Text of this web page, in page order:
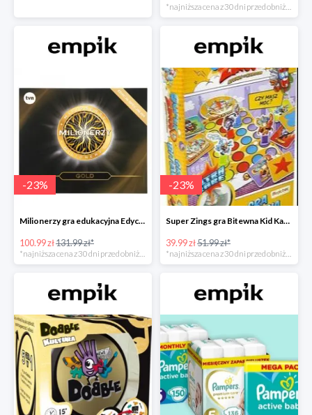
-23%
Milionerzy gra edukacyjna Edycja Gold w super cenie w Empiku Premium
100.99 zł131.99 zł*
*najniższa cena z 30 dni przed obniżką
-23%
Super Zings gra Bitewna Kid Kazom w super cenie w Empiku Premium
39.99 zł51.99 zł*
*najniższa cena z 30 dni przed obniżką